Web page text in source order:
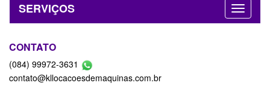
SERVIÇOS
CONTATO
(084) 99972-3631
contato@kllocacoesdemaquinas.com.br